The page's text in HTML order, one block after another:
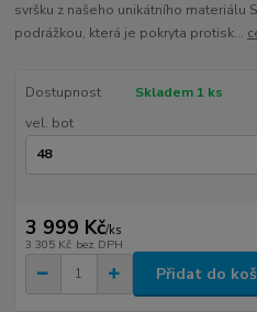
svršku z našeho unikátního materiálu
podrážkou, která je pokryta protisk...
Dostupnost
Skladem 1 ks
vel. bot
3 999 Kč/ks
3 305 Kč bez DPH
Přidat do